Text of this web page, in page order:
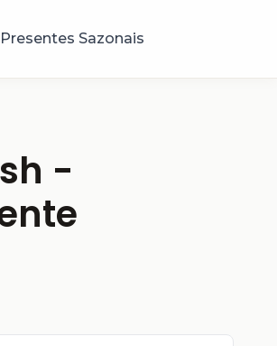
Presentes Sazonais
-